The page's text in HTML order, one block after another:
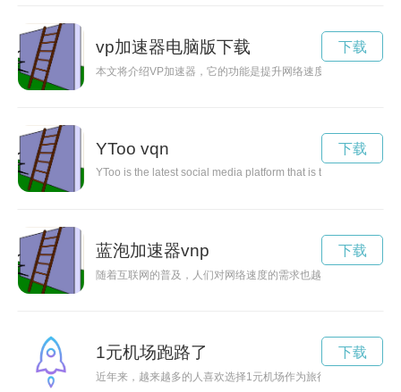
vp加速器电脑版下载
本文将介绍VP加速器，它的功能是提升网络速度，保护你的在
下载
YToo vqn
YToo is the latest social media platform that is taking the
下载
蓝泡加速器vnp
随着互联网的普及，人们对网络速度的需求也越来越高。而蓝
下载
1元机场跑路了
近年来，越来越多的人喜欢选择1元机场作为旅行的起点，通过
下载